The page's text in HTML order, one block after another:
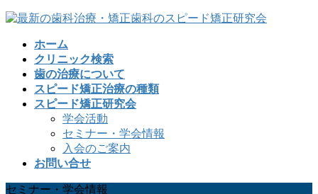
コ
ナ
ホーム
クリニック検索
歯の治療について
スピード矯正治療の種類
スピード矯正研究会
学会活動
セミナー・学会情報
入会のご案内
お問い合せ
セミナー・学会情報